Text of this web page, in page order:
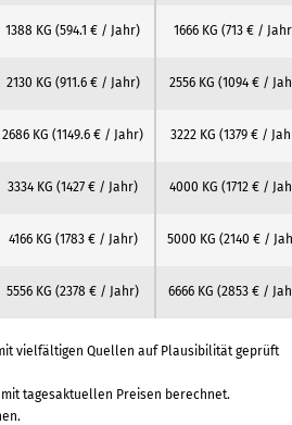
1388 KG (594.1 € / Jahr) 1666 KG (713 € /
2130 KG (911.6 € / Jahr) 2556 KG (1094 € /
2686 KG (1149.6 € / Jahr) 3222 KG (1379 € /
3334 KG (1427 € / Jahr) 4000 KG (1712 € /
4166 KG (1783 € / Jahr) 5000 KG (2140 € /
5556 KG (2378 € / Jahr) 6666 KG (2853 € /
vielfältigen Quellen auf Plausibilität geprüft
tagesaktuellen Preisen berechnet.